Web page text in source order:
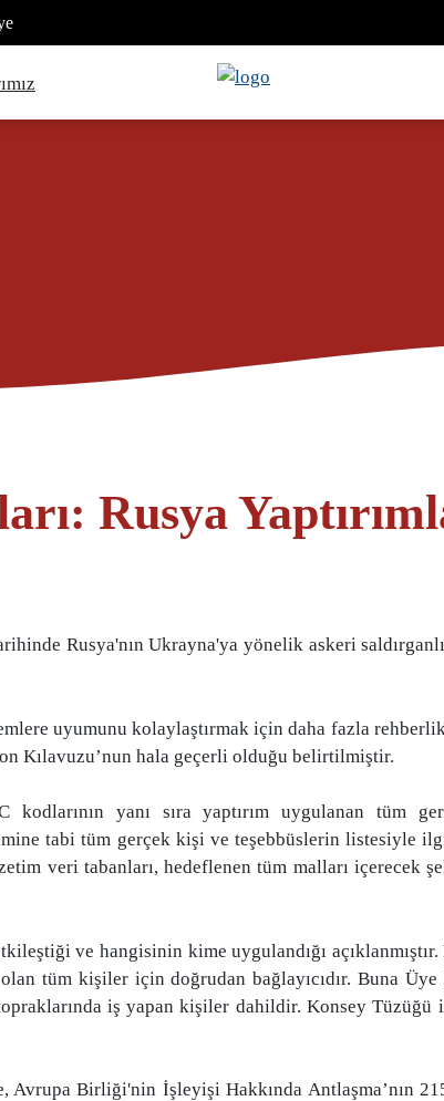
Rusya
Rusya'nın Ukrayna'ya yönelik askeri
uyumunu kolaylaştırmak için daha fazla
Kılavuzu’nun hala geçerli olduğu belirtilmiştir.
yanı sıra yaptırım uygulanan tüm
tabi tüm gerçek kişi ve teşebbüslerin
veri tabanları, hedeflenen tüm malları içerecek
ve hangisinin kime uygulandığı
tüm kişiler için doğrudan bağlayıcıdır. Buna
iş yapan kişiler dahildir. Konsey Tüzüğü
Birliği'nin İşleyişi Hakkında Antlaşma’nın